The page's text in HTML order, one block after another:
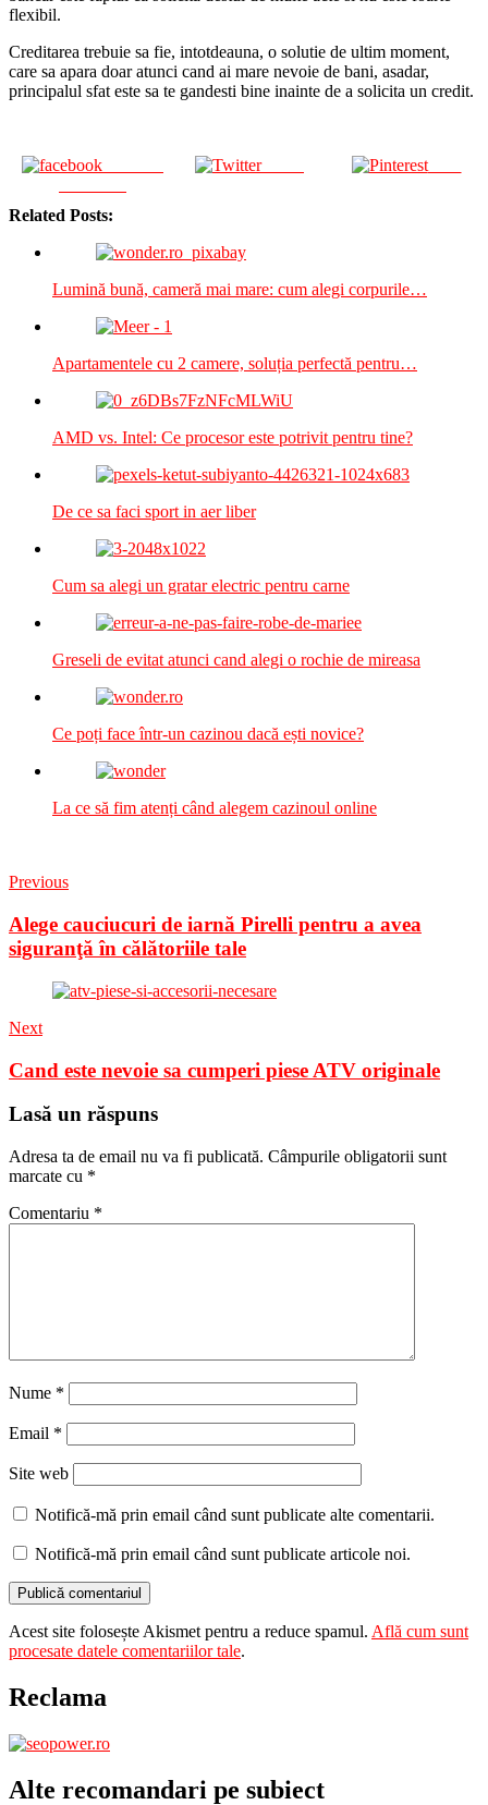
flexibil.
Creditarea trebuie sa fie, intotdeauna, o solutie de ultim moment,
care sa apara doar atunci cand ai mare nevoie de bani, asadar,
principalul sfat este sa te gandesti bine inainte de a solicita un credit.
Tweet Save
Related Posts:
Lumină bună, cameră mai mare: cum alegi corpurile…
Apartamentele cu 2 camere, soluția perfectă pentru…
AMD vs. Intel: Ce procesor este potrivit pentru tine?
De ce sa faci sport in aer liber
Cum sa alegi un gratar electric pentru carne
Greseli de evitat atunci cand alegi o rochie de mireasa
Ce poți face într-un cazinou dacă ești novice?
La ce să fim atenți când alegem cazinoul online
Previous
Alege cauciucuri de iarnă Pirelli pentru a avea
siguranţă în călătoriile tale
Next
Cand este nevoie sa cumperi piese ATV originale
Lasă un răspuns
Adresa ta de email nu va fi publicată. Câmpurile obligatorii sunt
marcate cu *
Comentariu *
Nume *
Email *
Site web
Notifică-mă prin email când sunt publicate alte comentarii.
Notifică-mă prin email când sunt publicate articole noi.
Acest site folosește Akismet pentru a reduce spamul. Află cum sunt
procesate datele comentariilor tale.
Reclama
Alte recomandari pe subiect